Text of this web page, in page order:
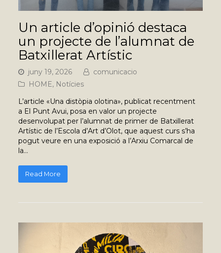
Un article d’opinió destaca
un projecte de l’alumnat de
Batxillerat Artístic
juny 19, 2026
comunicacio
HOME, Notícies
L’article «Una distòpia olotina», publicat recentment
a El Punt Avui, posa en valor un projecte
desenvolupat per l’alumnat de primer de Batxillerat
Artístic de l’Escola d’Art d’Olot, que aquest curs s’ha
pogut veure en una exposició a l’Arxiu Comarcal de
la…
Read More